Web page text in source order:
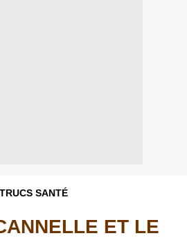
TRUCS SANTÉ
ET LE